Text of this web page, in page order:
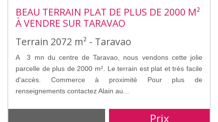
BEAU TERRAIN PLAT DE PLUS DE 2000 M²
À VENDRE SUR TARAVAO
Terrain 2072 m² - Taravao
A 3 mn du centre de Taravao, nous vendons cette jolie
parcelle de plus de 2000 m². Le terrain est plat et très facile
d'accès. Commerce à proximité Pour plus de
renseignements contactez Alain au...
Prix